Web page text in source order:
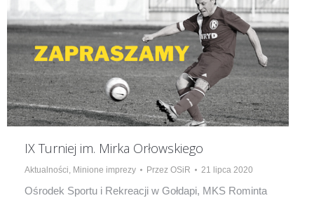
IX Turniej im. Mirka Orłowskiego
Aktualności, Minione imprezy Przez OSiR 21 lipca 2020
Ośrodek Sportu i Rekreacji w Gołdapi, MKS Rominta